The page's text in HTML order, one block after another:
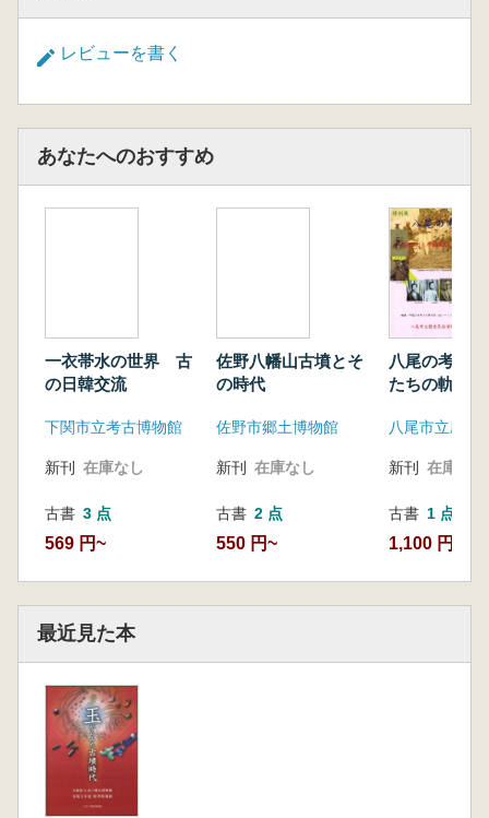
レビューを書く
あなたへのおすすめ
一衣帯水の世界 古
の日韓交流
下関市立考古博物館
新刊 在庫なし
古書 3 点
569 円~
佐野八幡山古墳とそ
の時代
佐野市郷土博物館
新刊 在庫なし
古書 2 点
550 円~
八尾の考古
たちの軌跡
新刊 在庫なし
古書 1 点
1,100 円
最近見た本